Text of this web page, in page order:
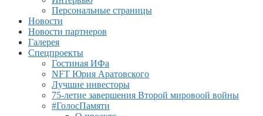
Персональные страницы
Новости
Новости партнеров
Галерея
Спецпроекты
Гостиная ИФа
NFT Юрия Аратовского
Лучшие инвесторы
75-летие завершения Второй мировоой войны
#ГолосПамяти